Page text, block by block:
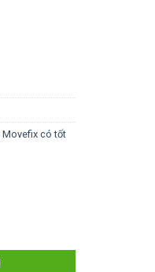
Movefix có tốt